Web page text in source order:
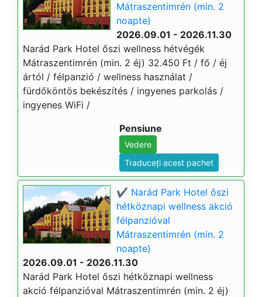
Mátraszentimrén (min. 2
noapte)
2026.09.01 - 2026.11.30
Narád Park Hotel őszi wellness hétvégék
Mátraszentimrén (min. 2 éj) 32.450 Ft / fő / éj
ártól / félpanzió / wellness használat /
fürdőköntös bekészítés / ingyenes parkolás /
ingyenes WiFi /
Pensiune
Vedere
Traduceți acest pachet
✔️ Narád Park Hotel őszi
hétköznapi wellness akció
félpanzióval
Mátraszentimrén (min. 2
noapte)
2026.09.01 - 2026.11.30
Narád Park Hotel őszi hétköznapi wellness
akció félpanzióval Mátraszentimrén (min. 2 éj)